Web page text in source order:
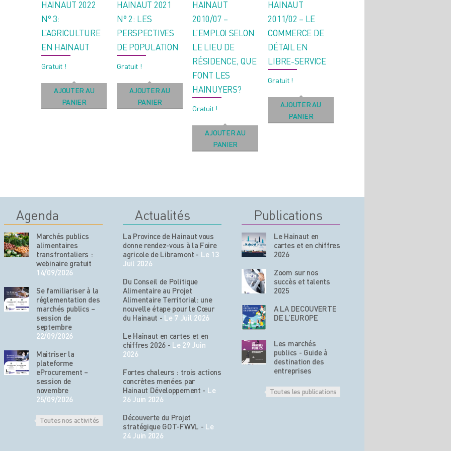
HAINAUT 2022
N° 3:
L’AGRICULTURE
EN HAINAUT
Gratuit !
AJOUTER AU
PANIER
HAINAUT 2021
N° 2: LES
PERSPECTIVES
DE POPULATION
Gratuit !
AJOUTER AU
PANIER
HAINAUT
2010/07 –
L’EMPLOI SELON
LE LIEU DE
RÉSIDENCE, QUE
FONT LES
HAINUYERS?
Gratuit !
AJOUTER AU
PANIER
HAINAUT
2011/02 – LE
COMMERCE DE
DÉTAIL EN
LIBRE-SERVICE
Gratuit !
AJOUTER AU
PANIER
Agenda
Marchés publics
alimentaires
transfrontaliers :
webinaire gratuit
14/09/2026
Se familiariser à la
réglementation des
marchés publics –
session de
septembre
22/09/2026
Maitriser la
plateforme
eProcurement –
session de
novembre
25/09/2026
Toutes nos activités
Actualités
La Province de Hainaut vous
donne rendez-vous à la Foire
agricole de Libramont - Le 13
Juil 2026
Du Conseil de Politique
Alimentaire au Projet
Alimentaire Territorial: une
nouvelle étape pour le Cœur
du Hainaut - Le 7 Juil 2026
Le Hainaut en cartes et en
chiffres 2026 - Le 29 Juin
2026
Fortes chaleurs : trois actions
concrètes menées par
Hainaut Développement - Le
26 Juin 2026
Découverte du Projet
stratégique GOT-FWVL - Le
24 Juin 2026
Publications
Le Hainaut en
cartes et en chiffres
2026
Zoom sur nos
succès et talents
2025
A LA DECOUVERTE
DE L’EUROPE
Les marchés
publics - Guide à
destination des
entreprises
Toutes les publications